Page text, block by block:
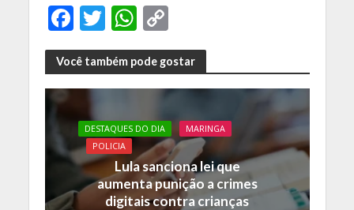
F
ac
e
b
o
o
k
T
w
itt
er
W
h
at
s
A
p
p
C
o
p
y
Li
n
k
Você também pode gostar
DESTAQUES DO DIA
MARINGA
POLICIA
Lula sanciona lei que
aumenta punição a crimes
digitais contra crianças